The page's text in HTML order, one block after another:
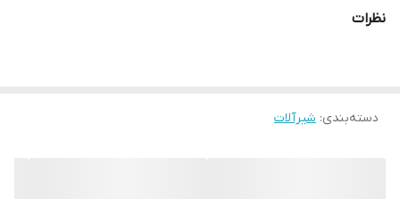
نظرات
دسته‌بندی: شیرآلات